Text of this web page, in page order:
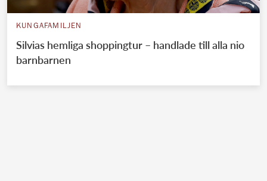
KUNGAFAMILJEN
Silvias hemliga shoppingtur – handlade till alla nio
barnbarnen